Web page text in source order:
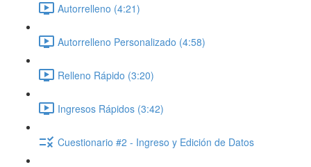
Autorrelleno (4:21)
Autorrelleno Personalizado (4:58)
Relleno Rápido (3:20)
Ingresos Rápidos (3:42)
Cuestionario #2 - Ingreso y Edición de Datos